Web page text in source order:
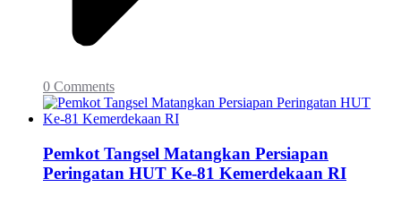
0 Comments
Pemkot Tangsel Matangkan Persiapan
Peringatan HUT Ke-81 Kemerdekaan RI